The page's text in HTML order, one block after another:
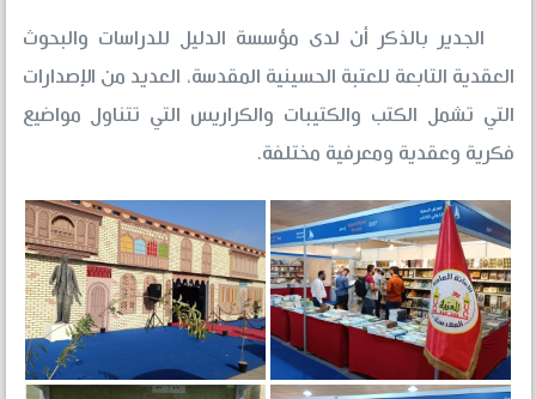
الجدير بالذكر أن لدى مؤسسة الدليل للدراسات والبحوث
العقدية التابعة للعتبة الحسينية المقدسة، العديد من الإصدارات
التي تشمل الكتب والكتيبات والكراريس التي تتناول مواضيع
فكرية وعقدية ومعرفية مختلفة.